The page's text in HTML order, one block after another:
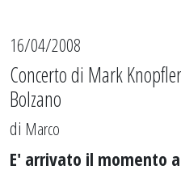
16/04/2008
Concerto di Mark
Bolzano
di Marco
E' arrivato il momento